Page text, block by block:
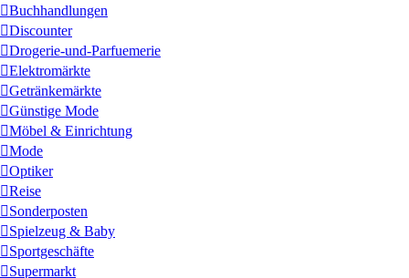
Buchhandlungen
Discounter
Drogerie-und-Parfuemerie
Elektromärkte
Getränkemärkte
Günstige Mode
Möbel & Einrichtung
Mode
Optiker
Reise
Sonderposten
Spielzeug & Baby
Sportgeschäfte
Supermarkt